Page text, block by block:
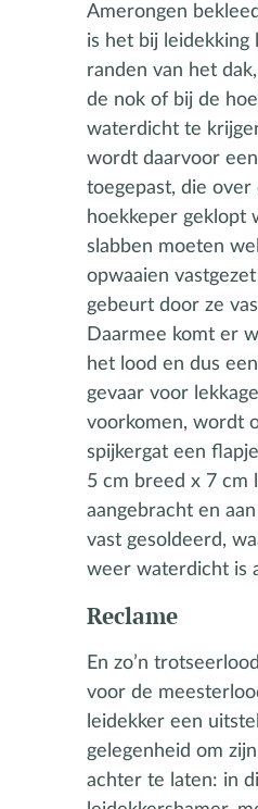
Amerongen
is het bij leidekking
randen van het
de nok of bij de
waterdicht te
wordt daarvoor
toegepast, die over
hoekkeper geklopt
slabben moeten
opwaaien
gebeurt door ze
Daarmee komt er
het lood en dus
gevaar voor
voorkomen, wordt
spijkergat een
5 cm breed x 7 cm
aangebracht en
vast gesoldeerd,
weer waterdicht is
Reclame
En zo’n
voor de
leidekker een
gelegenheid om
achter te laten: in